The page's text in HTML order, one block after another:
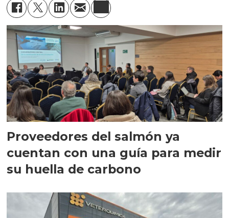
Proveedores del salmón ya
cuentan con una guía para medir
su huella de carbono